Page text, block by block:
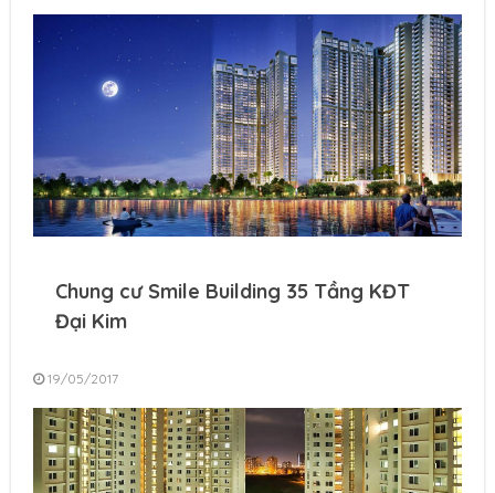
Chung cư Smile Building 35 Tầng KĐT
Đại Kim
19/05/2017